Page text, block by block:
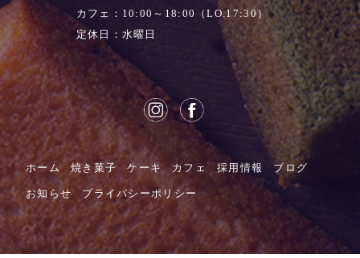
カフェ：10:00～18:00（LO.17:30）
定休日：水曜日
ホーム 焼き菓子 ケーキ カフェ 採用情報 ブログ
お知らせ プライバシーポリシー